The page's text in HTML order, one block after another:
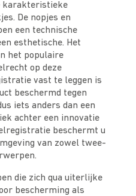
karakteristieke
De nopjes en
een technische
esthetische. Het
het populaire
op deze
vast te leggen is
beschermd tegen
iets anders dan een
achter een innovatie
beschermt u
van zowel twee-
die zich qua uiterlijke
bescherming als